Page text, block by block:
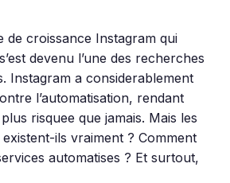
de croissance Instagram qui
devenu l’une des recherches
Instagram a considerablement
l’automatisation, rendant
risquee que jamais. Mais les
ils vraiment ? Comment
automatises ? Et surtout,